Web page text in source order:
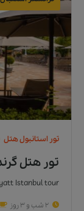
تور استانبولهتل
تور هتل
Istanbul tour
2 شب و 3 روز